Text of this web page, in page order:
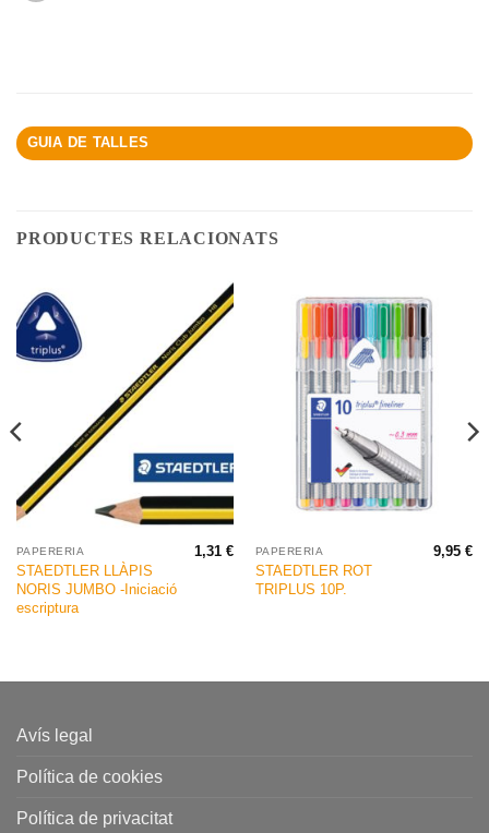
GUIA DE TALLES
PRODUCTES RELACIONATS
PAPERERIA
STAEDTLER LLÀPIS
NORIS JUMBO -Iniciació
escriptura
1,31€ PAPERERIA
STAEDTLER ROT
TRIPLUS 10P.
9,95€
Avís legal
Política de cookies
Política de privacitat